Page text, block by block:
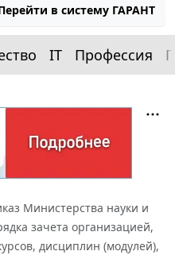
в систему ГАРАНТ
IT Профессия
Министерства науки и
зачета организацией,
дисциплин (модулей),